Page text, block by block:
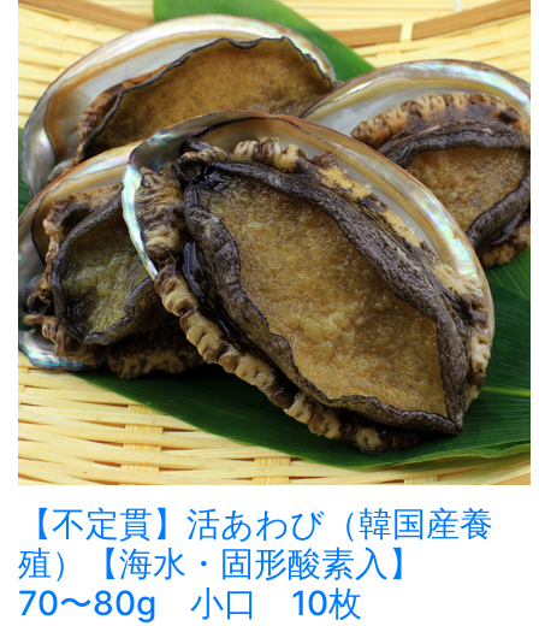
【不定貫】活あわび（韓国産養
殖）【海水・固形酸素入】
70〜80g 小口 10枚